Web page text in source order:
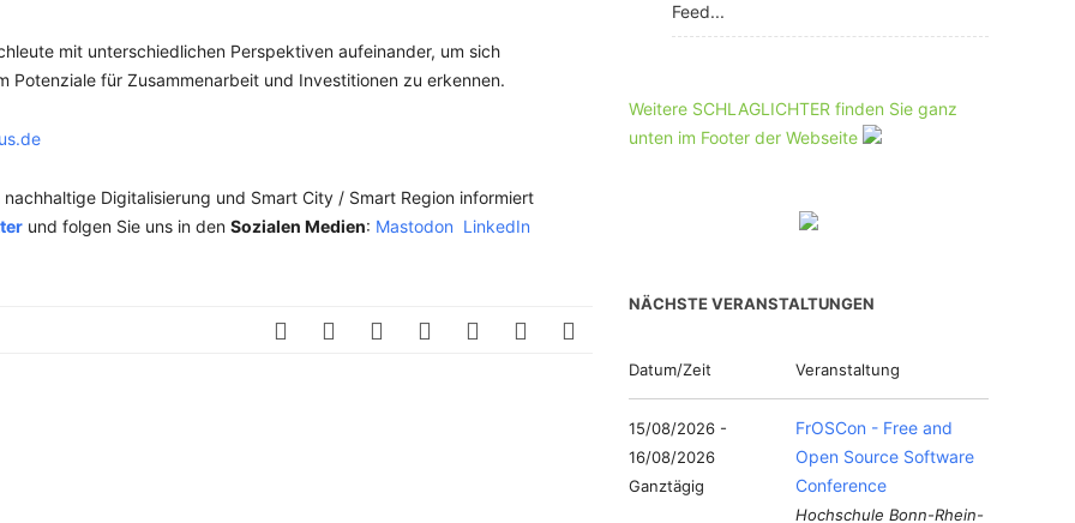
mit unterschiedlichen Perspektiven aufeinander, um sich
für Zusammenarbeit und Investitionen zu erkennen.
Digitalisierung und Smart City / Smart Region informiert
und folgen Sie uns in den Sozialen Medien: Mastodon LinkedIn
Feed...
Weitere SCHLAGLICHTER finden Sie ganz
unten im Footer der Webseite
NÄCHSTE VERANSTALTUNGEN
Datum/Zeit Veranstaltung
15/08/2026 -
16/08/2026
Ganztägig
FrOSCon - Free and
Open Source Software
Conference
Hochschule Bonn-Rhein-